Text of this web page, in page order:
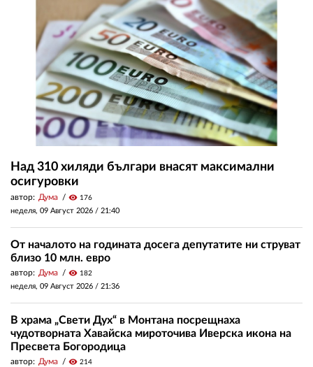
Над 310 хиляди българи внасят максимални
осигуровки
автор: Дума visibility 176
неделя, 09 Август 2026 / 21:40
От началото на годината досега депутатите ни струват
близо 10 млн. евро
автор: Дума visibility 182
неделя, 09 Август 2026 / 21:36
В храма „Свети Дух“ в Монтана посрещнаха
чудотворната Хавайска мироточива Иверска икона на
Пресвета Богородица
автор: Дума visibility 214